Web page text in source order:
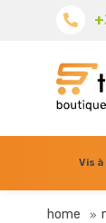
Vis
home